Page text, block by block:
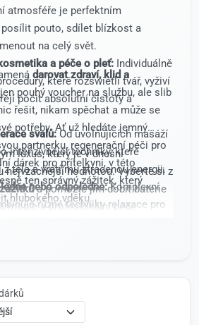
atmosféře je perfektním
posílit pouto, sdílet blízkost a
na celý svět.
a péče o pleť: Individuálně
které rozświetlí tvář, vyživí
pocit absolutní čistoty a
svalů:Od uvolňujících masáží
intenzivnější techniky, které
těla a vrátí mu ztracenou energii.
nebo odpoledne:Komplexní
různé techniky relaxace pro
darovat zdraví, klid a
pouhý voucher na službu, ale slib
řešit, nikam spěchat a může se
potřeby. Ať už hledáte jemný
partnerku, regenerační péči pro
dárek pro přítelkyni, v této
ten správný zážitek, který
hlubokého vděku.
luxus, který je v dnešní
nejvzácnější hodnotou. Vyberte si z
a pomozte jim dobít baterie
a profesionální péče.